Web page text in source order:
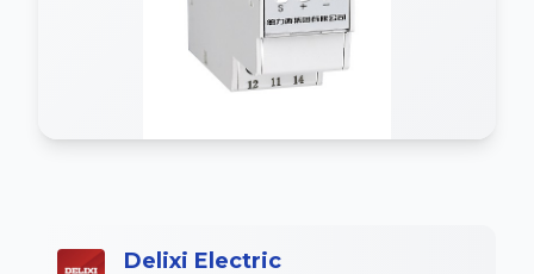
Delixi Electric